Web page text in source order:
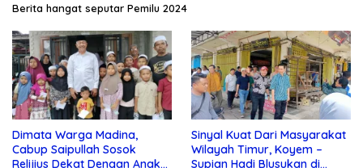
Berita hangat seputar Pemilu 2024
Dimata Warga Madina,
Cabup Saipullah Sosok
Relijius Dekat Dengan Anak
Sinyal Kuat Dari Masyarakat
Wilayah Timur, Koyem –
Supian Hadi Blusukan di